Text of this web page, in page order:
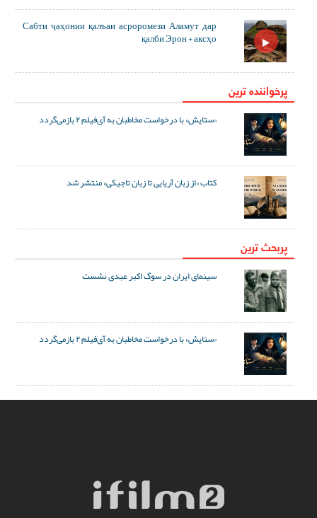
Сабти ҷаҳонии қалъаи асроромези Аламут дар
қалби Эрон + аксҳо
پرخواننده ترین
«ستایش» با درخواست مخاطبان به آی‌فیلم ۲ بازمی‌گردد
کتاب «از زبان آریایی تا زبان تاجیکی» منتشر شد
پربحث ترین
سینمای ایران در سوگ اکبر عبدی نشست
«ستایش» با درخواست مخاطبان به آی‌فیلم ۲ بازمی‌گردد